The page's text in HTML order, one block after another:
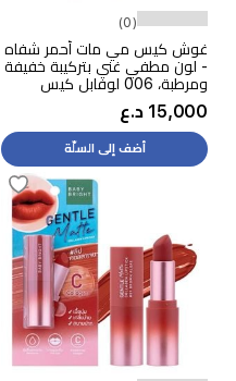
(0)
غوش كيس مي مات أحمر شفاه
- لون مطفي غني بتركيبة خفيفة
ومرطبة، 006 لوفابل كيس
15,000 د.ع
أضف إلى السلّة